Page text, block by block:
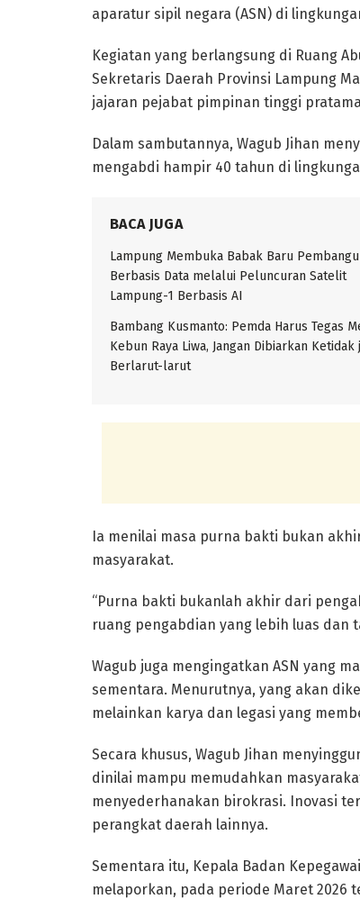
aparatur sipil negara (ASN) di
Kegiatan yang berlangsung di Ruang
Sekretaris Daerah Provinsi Lampung
jajaran pejabat pimpinan tinggi
Dalam sambutannya, Wagub Jihan
mengabdi hampir 40 tahun di
BACA JUGA
Lampung Membuka Babak Baru
Berbasis Data melalui Peluncuran Satelit
Lampung-1 Berbasis AI
Bambang Kusmanto: Pemda Harus Tegas
Kebun Raya Liwa, Jangan Dibiarkan Ketidak
Berlarut-larut
Ia menilai masa purna bakti bukan
masyarakat.
“Purna bakti bukanlah akhir dari
ruang pengabdian yang lebih luas dan
Wagub juga mengingatkan ASN yang
sementara. Menurutnya, yang akan
melainkan karya dan legasi yang
Secara khusus, Wagub Jihan
dinilai mampu memudahkan
menyederhanakan birokrasi. Inovasi
perangkat daerah lainnya.
Sementara itu, Kepala Badan
melaporkan, pada periode Maret 2026